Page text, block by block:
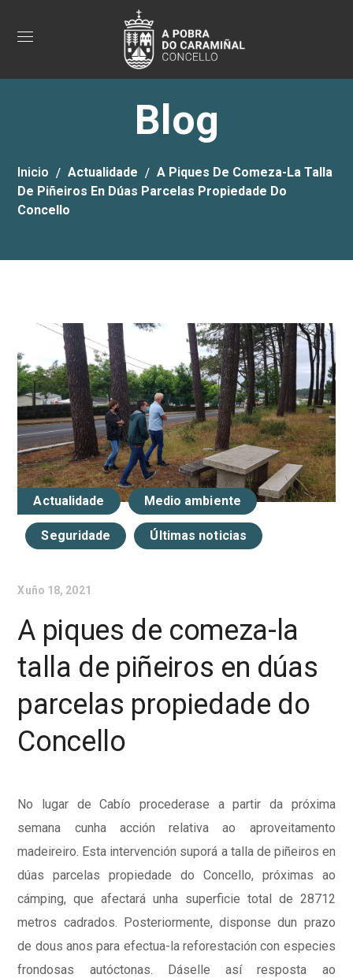
Blog
Inicio Actualidade
A Piques De Comeza-La Talla
De Piñeiros En Dúas Parcelas Propiedade Do
Concello
Actualidade Medio ambiente
Seguridade Últimas noticias
Xuño 18, 2021
A piques de comeza-la
talla de piñeiros en dúas
parcelas propiedade do
Concello
No lugar de Cabío procederase a partir da próxima
semana cunha acción relativa ao aproveitamento
madeireiro. Esta intervención suporá a talla de piñeiros en
dúas parcelas propiedade do Concello, próximas ao
cámping, que afectará unha superficie total de 28712
metros cadrados. Posteriormente, disponse dun prazo
de dous anos para efectua-la reforestación con especies
frondosas autóctonas. Dáselle así resposta ao